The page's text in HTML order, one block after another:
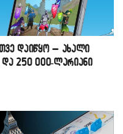
დაიწყო – ახალი
და 250 000-ლარიანი